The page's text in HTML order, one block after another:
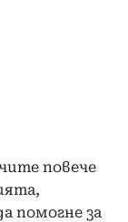
повече
помогне за